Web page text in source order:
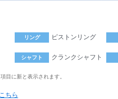
リング ピストンリング
シャフト クランクシャフト
目に新と表示されます。
ちら